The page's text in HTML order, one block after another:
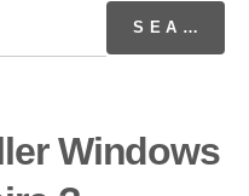
Windows